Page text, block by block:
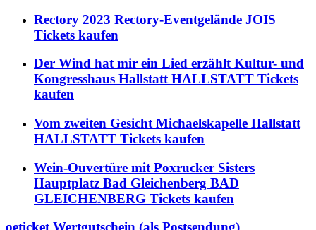
Rectory 2023 Rectory-Eventgelände JOIS
Tickets kaufen
Der Wind hat mir ein Lied erzählt Kultur- und
Kongresshaus Hallstatt HALLSTATT Tickets
kaufen
Vom zweiten Gesicht Michaelskapelle Hallstatt
HALLSTATT Tickets kaufen
Wein-Ouvertüre mit Poxrucker Sisters
Hauptplatz Bad Gleichenberg BAD
GLEICHENBERG Tickets kaufen